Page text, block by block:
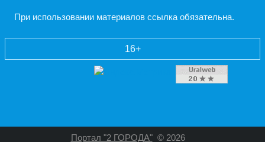
При использовании материалов ссылка обязательна.
16+
Портал "2 ГОРОДА" © 2026